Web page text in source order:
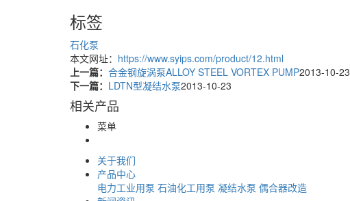
标签
石化泵
本文网址： https://www.syips.com/product/12.html
上一篇： 合金钢旋涡泵ALLOY STEEL VORTEX PUMP2013-10-23
下一篇： LDTN型凝结水泵2013-10-23
相关产品
菜单
关于我们
产品中心
电力工业用泵 石油化工用泵 凝结水泵 偶合器改造